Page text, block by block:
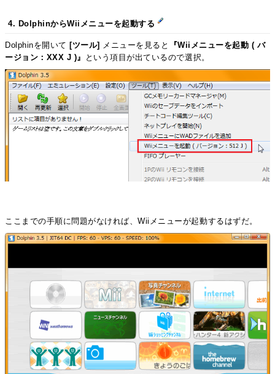
4. DolphinからWiiメニューを起動する
Dolphinを開いて [ツール] メニューを見ると
『Wiiメニューを起動 ( バ
ージョン：XXX J )』
という項目が出ているので選択。
ここまでの手順に問題がなければ、Wiiメニューが起動するはずだ。